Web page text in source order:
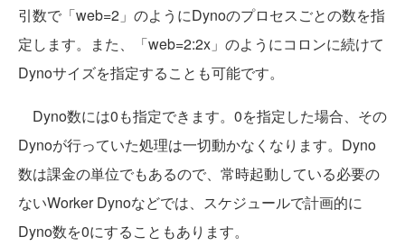
引数で「web=2」のようにDynoのプロセスごとの数を指
定します。また、「web=2:2x」のようにコロンに続けて
Dynoサイズを指定することも可能です。
Dyno数には0も指定できます。0を指定した場合、その
Dynoが行っていた処理は一切動かなくなります。Dyno
数は課金の単位でもあるので、常時起動している必要の
ないWorker Dynoなどでは、スケジュールで計画的に
Dyno数を0にすることもあります。